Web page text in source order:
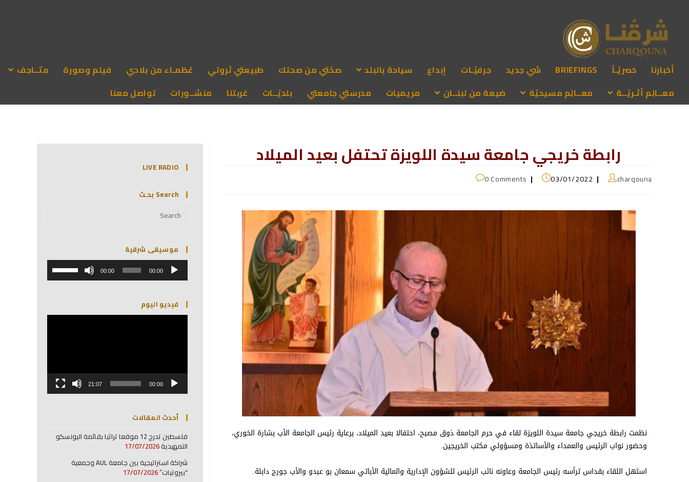
أخبارنا حَصريّـاً BRIEFINGS شي جديد حِرفيّـات إبداع سياحة بالبلد صحّتي من صحتك طبيعتي ثروتي عُظمـاء من بلادي فيلم وصورة
متَــاحِف
معــالِم أثـريّــة
معــالِم مسيحيّة ضيعة من لبنــان مريميات مدرستي جامعتي بلديّــات غربتنا منشــورات تواصل معنا
رابطة خريجي جامعة سيدة اللويزة تحتفل بعيد الميلاد
charqouna
03/01/2022
0 Comments
نظمت رابطة خريجي جامعة سيدة اللويزة لقاء في حرم الجامعة ذوق مصبح، احتفالا بعيد الميلاد، برعاية رئيس الجامعة الأب بشارة الخوري،
وحضور نواب الرئيس والعمداء والأساتذة ومسؤولي مكتب الخريجين.
استهل اللقاء بقداس ترأسه رئيس الجامعة وعاونه نائب الرئيس للشؤون الإدارية والمالية الأباتي سمعان بو عبدو والأب جورج دابلة.
LIVE RADIO
Search بحـث
موسيقى شرقية
مشغل
الصوت 00:00
00:00
مفاتيح
لزيادة
فيديو اليوم
مشغل
00:00
21:07
أحدث المقالات
فلسطين تدرج 12 موقعا تراثيا بقائمة اليونسكو
التمهيدية17/07/2026
شراكة استراتيجية بين جامعة AUL وجمعية
“بيروتيات”17/07/2026